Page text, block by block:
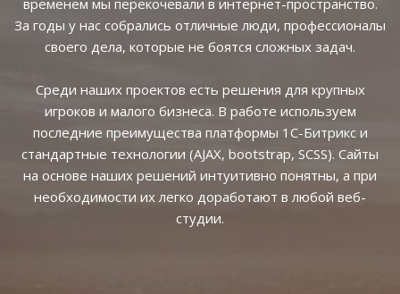
За годы у нас собрались отличные люди, профессионалы
своего дела, которые не боятся сложных задач.
Среди наших проектов есть решения для крупных
игроков и малого бизнеса. В работе используем
последние преимущества платформы 1С-Битрикс и
стандартные технологии (AJAX, bootstrap, SCSS). Сайты
на основе наших решений интуитивно понятны, а при
необходимости их легко доработают в любой веб-
студии.